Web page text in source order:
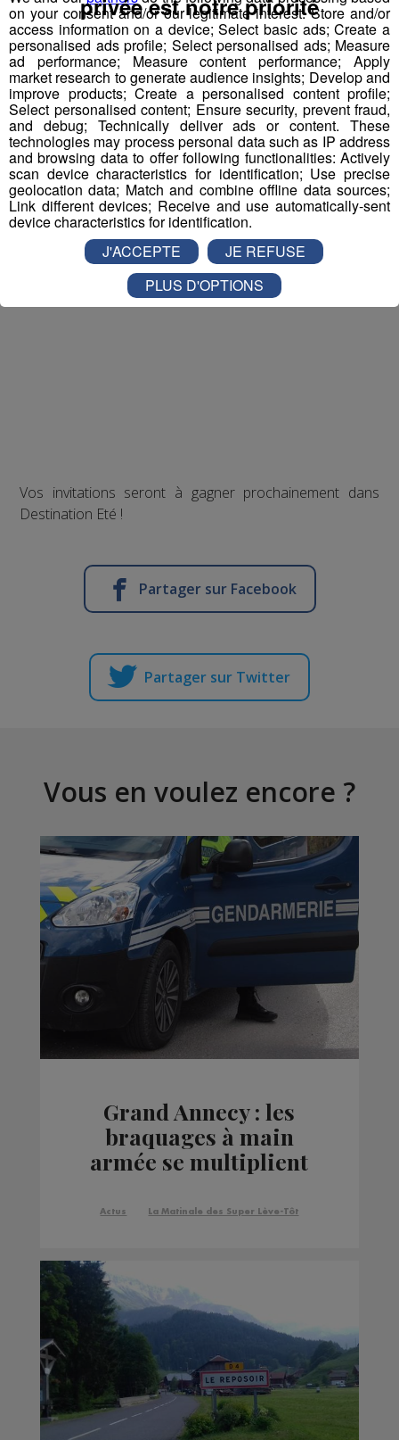
et la personne de votre choix pourWALIBI RHONE
ALPES!
Nathan est allé tester pour vous Verticalp Émosson,
dans la Vallée du Trient :
Vos invitations seront à gagner prochainement dans
Destination Eté !
Partager sur Facebook
Partager sur Twitter
Vous en voulez encore ?
Grand Annecy : les
braquages à main
armée se multiplient
Actus La Matinale des Super Lève-Tôt
on your consent and/or our legitimate interest: Store and/or
access information on a device; Select basic ads; Create a
personalised ads profile; Select personalised ads; Measure
ad performance; Measure content performance; Apply
market research to generate audience insights; Develop and
improve products; Create a personalised content profile;
Select personalised content; Ensure security, prevent fraud,
and debug; Technically deliver ads or content. These
technologies may process personal data such as IP address
and browsing data to offer following functionalities: Actively
scan device characteristics for identification; Use precise
geolocation data; Match and combine offline data sources;
Link different devices; Receive and use automatically-sent
device characteristics for identification.
privée est notre priorité
J'ACCEPTE
JE REFUSE
PLUS D'OPTIONS